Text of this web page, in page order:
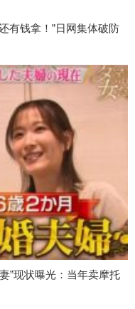
有钱拿！”日网集体破防
”现状曝光：当年卖摩托